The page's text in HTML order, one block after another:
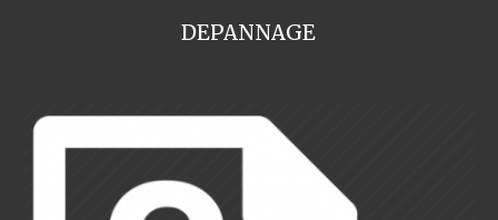
DEPANNAGE